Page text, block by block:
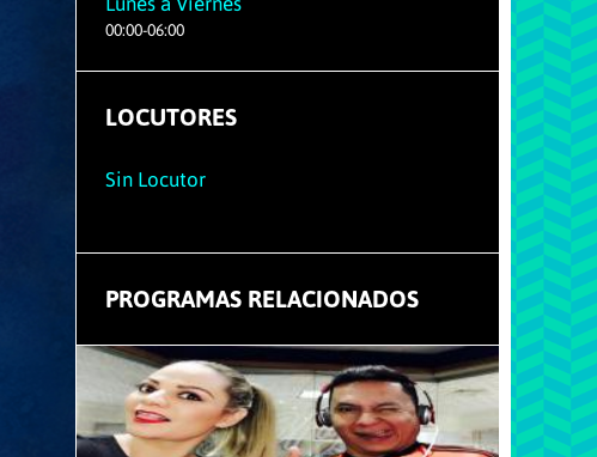
00:00-06:00
LOCUTORES
Sin Locutor
PROGRAMAS RELACIONADOS